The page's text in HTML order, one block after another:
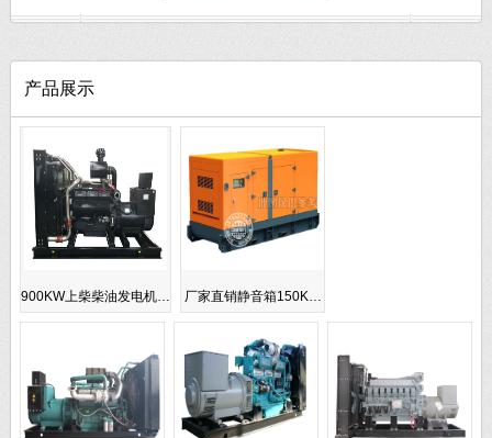
产品展示
900KW上柴柴油发电机… 厂家直销静音箱150K…